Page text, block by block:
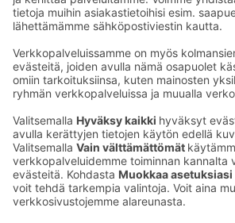
Sähköpostiosoitteet S-ryhmässä
etunimi.sukunimi@sok.fi
Seuraa meitä: